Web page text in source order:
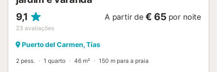
9,1
23 avaliações
A partir de € 65 por noite
Puerto del Carmen, Tías
2 pess. 1 quarto 46 m² 150 m para a praia